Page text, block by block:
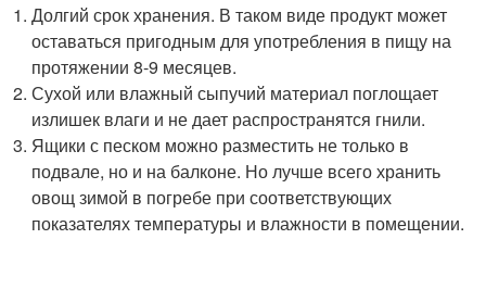
Долгий срок хранения. В таком виде продукт может
оставаться пригодным для употребления в пищу на
протяжении 8-9 месяцев.
Сухой или влажный сыпучий материал поглощает
излишек влаги и не дает распространятся гнили.
Ящики с песком можно разместить не только в
подвале, но и на балконе. Но лучше всего хранить
овощ зимой в погребе при соответствующих
показателях температуры и влажности в помещении.